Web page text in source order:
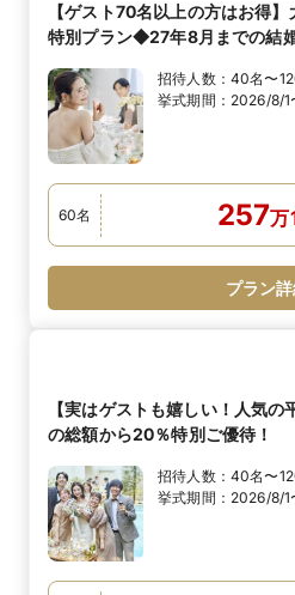
【ゲスト70名以上の方はお得
特別プラン◆27年8月までの結
招待人数： 40名〜
挙式期間： 2026/8/1
60名 257万
プラン
【実はゲストも嬉しい！人気
の総額から20％特別ご優待！
招待人数： 40名〜
挙式期間： 2026/8/